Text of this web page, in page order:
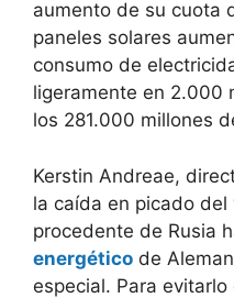
aumento de su cuota
paneles solares
consumo de
ligeramente en 2.000
los 281.000 millones
Kerstin Andreae,
la caída en picado del
procedente de Rusia
energético de
especial. Para